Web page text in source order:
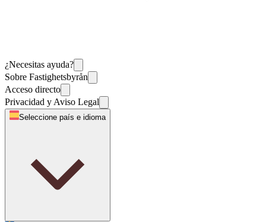
¿Necesitas ayuda?
Sobre Fastighetsbyrån
Acceso directo
Privacidad y Aviso Legal
Seleccione país e idioma